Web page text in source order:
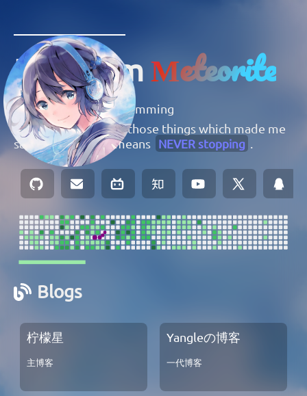
Hello I' m Meteorite
👦Beginnerof Programming
📝 I'm always seeing those things which made me
say
wow , even it means NEVER stopping
Blogs
柠檬星
主博客
Yangleの博客
一代博客